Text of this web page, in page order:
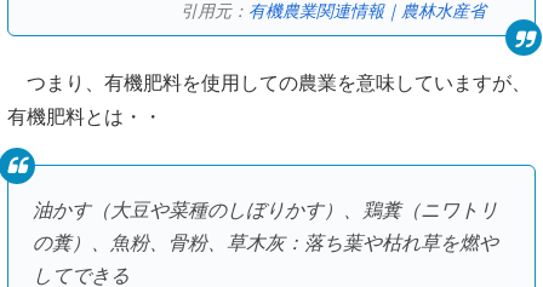
引用元： 有機農業関連情報｜農林水産省
つまり、有機肥料を使用しての農業を意味していますが、
有機肥料とは・・
油かす（大豆や菜種のしぼりかす）、鶏糞（ニワトリ
の糞）、魚粉、骨粉、草木灰：落ち葉や枯れ草を燃や
してできる